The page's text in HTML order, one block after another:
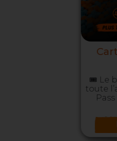
Carte pass 10 entrée
🎟️ Le bon plan de l’été (et de
toute l’année) ! 🔥Avec la
Carte Pass 10 entrées :✅ 1